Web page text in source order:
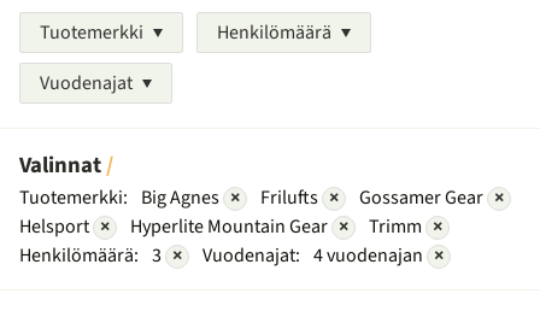
Tuotemerkki
Henkilömäärä
Vuodenajat
Valinnat
Tuotemerkki: Big Agnes × Frilufts × Gossamer Gear ×
Helsport × Hyperlite Mountain Gear × Trimm ×
Henkilömäärä: 3 × Vuodenajat: 4 vuodenajan ×